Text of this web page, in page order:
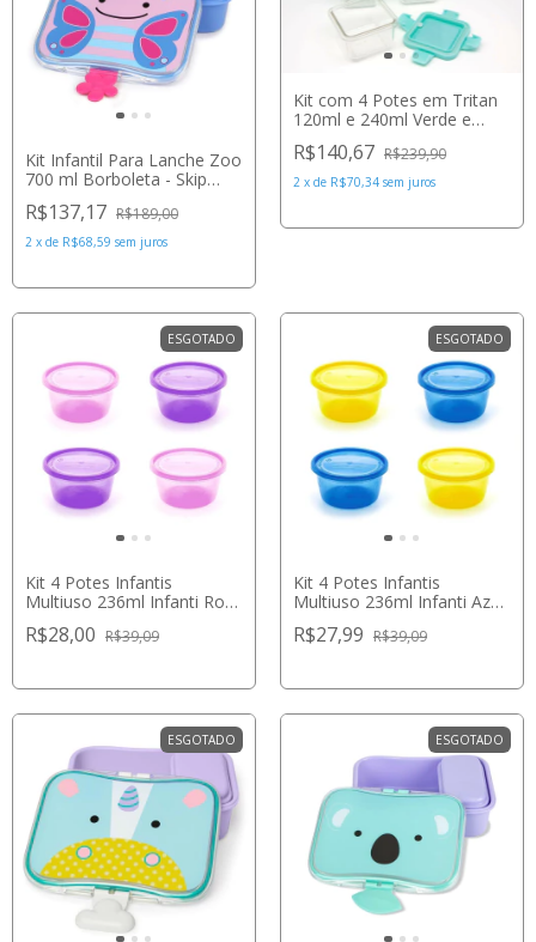
Kit Infantil Para Lanche Zoo
700 ml Borboleta - Skip
R$137,17 R$189,00
2 x de R$68,59 sem juros
Kit com 4 Potes em Tritan
120ml e 240ml Verde e
Marcus
R$140,67 R$239,90
2 x de R$70,34 sem juros
ESGOTADO
Kit 4 Potes Infantis
Multiuso 236ml Infanti Rosa
R$28,00 R$39,09
ESGOTADO
Kit 4 Potes Infantis
Multiuso 236ml Infanti Azul
R$27,99 R$39,09
ESGOTADO ESGOTADO